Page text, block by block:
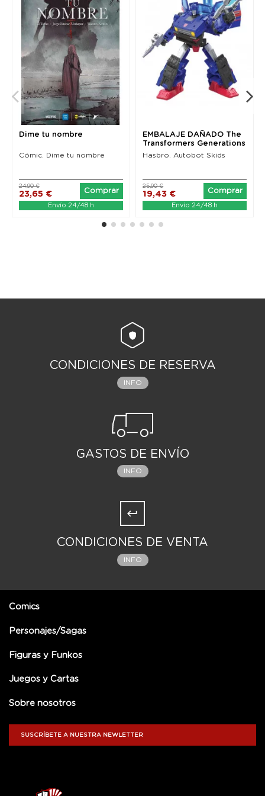
Dime tu nombre
Cómic. Dime tu nombre
23,65 €
24,90 €
Comprar
Envío 24/48 h
EMBALAJE DAÑADO The
Transformers Generations
Legacy Deluxe...
Hasbro. Autobot Skids
19,43 €
25,90 €
Comprar
Envío 24/48 h
CONDICIONES DE RESERVA
INFO
GASTOS DE ENVÍO
INFO
CONDICIONES DE VENTA
INFO
Comics
Personajes/Sagas
Figuras y Funkos
Juegos y Cartas
Sobre nosotros
SUSCRÍBETE A NUESTRA NEWLETTER